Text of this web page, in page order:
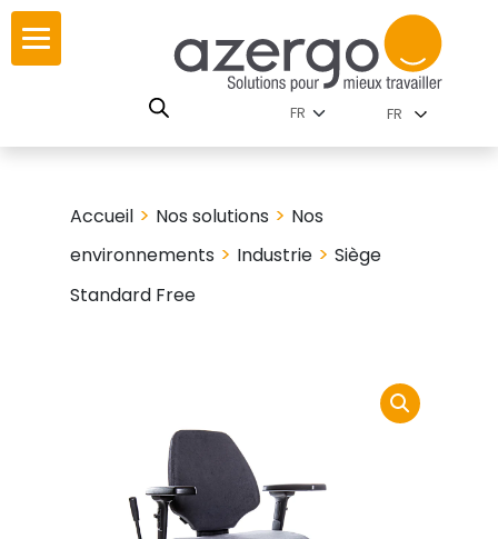
Skip
content
par famille
solutions...
FR
Accueil > Nos solutions > Nos
environnements > Industrie >Siège
Standard Free